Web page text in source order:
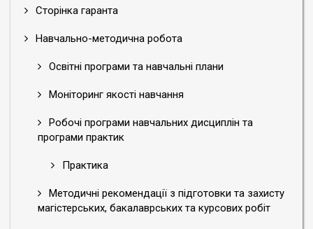
Сторінка гаранта
Навчально-методична робота
Освітні програми та навчальні плани
Моніторинг якості навчання
Робочі програми навчальних дисциплін та
програми практик
Практика
Методичні рекомендації з підготовки та захисту
магістерських, бакалаврських та курсових робіт